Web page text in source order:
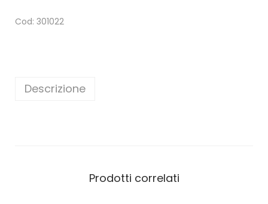
Cod: 301022
Descrizione
Prodotti correlati